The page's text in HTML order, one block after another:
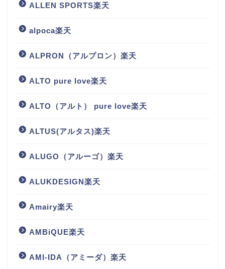
ALLEN SPORTS楽天
alpoca楽天
ALPRON（アルプロン）楽天
ALTO pure love楽天
ALTO（アルト） pure love楽天
ALTUS(アルタス)楽天
ALUGO（アルーゴ）楽天
ALUKDESIGN楽天
Amairy楽天
AMBiQUE楽天
AMI-IDA（アミーダ）楽天